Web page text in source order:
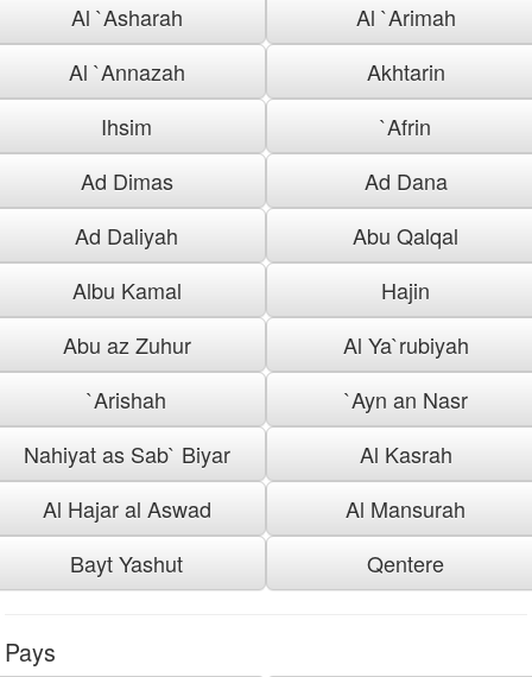
Al `Asharah
Al `Arimah
Al `Annazah
Akhtarin
Ihsim
`Afrin
Ad Dimas
Ad Dana
Ad Daliyah
Abu Qalqal
Albu Kamal
Hajin
Abu az Zuhur
Al Ya`rubiyah
`Arishah
`Ayn an Nasr
Nahiyat as Sab` Biyar
Al Kasrah
Al Hajar al Aswad
Al Mansurah
Bayt Yashut
Qentere
Pays